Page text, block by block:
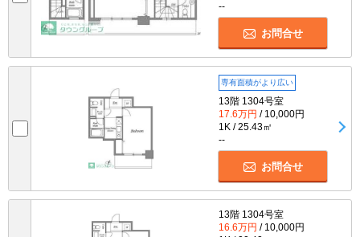
--
お問合せ
専有面積がより広い
13階 1304号室
17.6万円 / 10,000円
1K / 25.43㎡
--
お問合せ
13階 1304号室
16.6万円 / 10,000円